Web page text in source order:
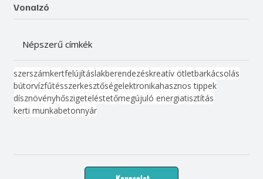
Vonalzó
Népszerű címkék
szerszámkertfelújításlakberendezéskreatív ötletbarkácsolás
bútorvízfűtésszerkesztőségelektronikahasznos tippek
dísznövényhőszigeteléstetőmegújuló energiatisztítás
kerti munkabetonnyár